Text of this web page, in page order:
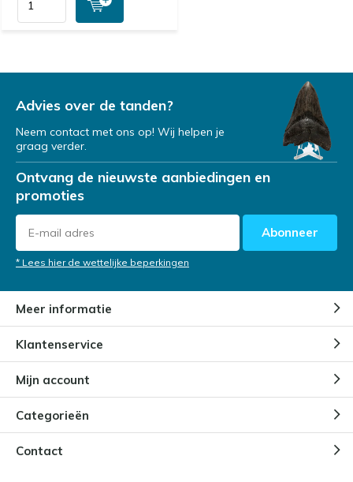
Advies over de tanden?
Neem contact met ons op! Wij helpen je
graag verder.
Ontvang de nieuwste aanbiedingen en
promoties
Abonneer
* Lees hier de wettelijke beperkingen
Meer informatie
Klantenservice
Mijn account
Categorieën
Contact